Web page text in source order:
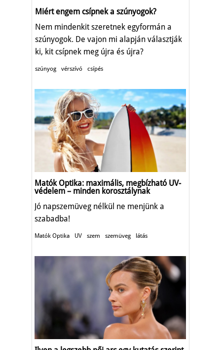
Miért engem csípnek a szúnyogok?
Nem mindenkit szeretnek egyformán a
szúnyogok. De vajon mi alapján választják
ki, kit csípnek meg újra és újra?
szúnyog vérszívó csípés
Matók Optika: maximális, megbízható UV-
védelem – minden korosztálynak
Jó napszemüveg nélkül ne menjünk a
szabadba!
Matók Optika UV szem szemüveg látás